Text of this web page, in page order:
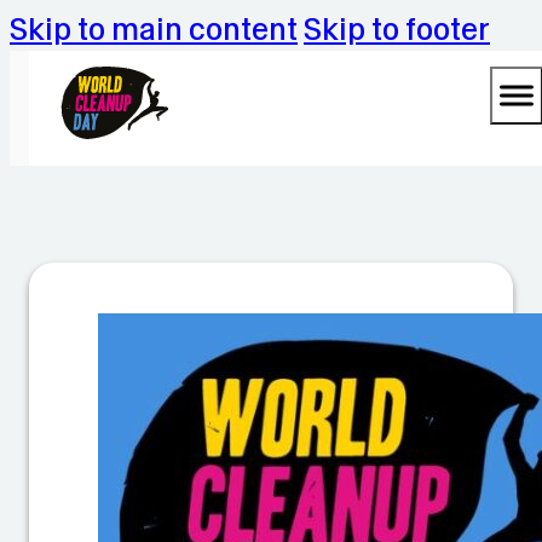
Skip to main content Skip to footer
ei
b
u
g